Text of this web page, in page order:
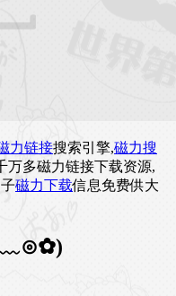
力链接搜索引擎,磁力搜
万多磁力链接下载资源,
磁力下载信息免费供大